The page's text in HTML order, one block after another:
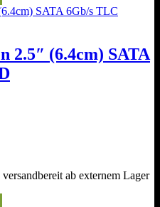
2.5″ (6.4cm) SATA
ab externem Lager